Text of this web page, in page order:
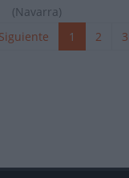
(Navarra)
Siguiente 1 2 3